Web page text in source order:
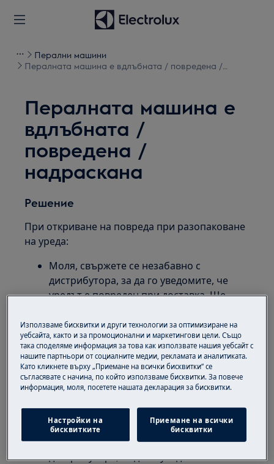
Перални машини
Пералната машина е вдлъбната / повредена /
Пералната машина е
вдлъбната /
повредена /
надраскана
Решение
При откриване на повреда при разопаковане
на уреда:
Моля, свържете се незабавно с
дистрибутора, за да го уведомите, че
уредът е повреден при доставка. Ще
дистрибутора на фактурата или на
документа за доставка.
Не се опитвайте да свържете или
използвате уреда.
използвате уреда за първи път:
И в този случай трябва да се свържете с
дистрибутора, за да го уведомите за
Използваме бисквитки и други технологии за оптимизиране на
уебсайта, както и за промоционални и маркетингови цели. Също
така споделяме информация за това как използвате нашия уебсайт с
нашите партньори от социалните медии, рекламата и аналитиката.
Като кликнете върху „Приемане на всички бисквитки“ се
съгласявате с начина, по който използваме бисквитки. За повече
информация, моля, посетете нашата декларация за бисквитки.
Настройки на
бисквитките
Приемане на всички
бисквитки